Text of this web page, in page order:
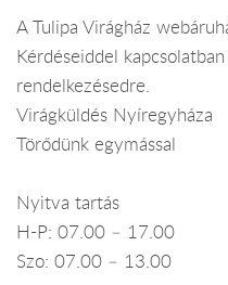
A Tulipa Virágház
Kérdéseiddel
rendelkezésedre.
Virágküldés Nyíregyháza
Törődünk egymással
Nyitva tartás
H-P: 07.00 – 17.00
Szo: 07.00 – 13.00